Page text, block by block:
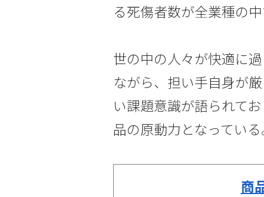
る死傷者数が全業種の
世の中の人々が快適に
ながら、担い手自身が
い課題意識が語られて
品の原動力となってい
商